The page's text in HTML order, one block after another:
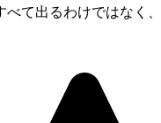
べて出るわけではなく